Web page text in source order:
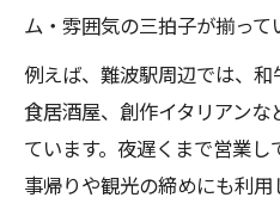
ム・雰囲気の三拍子が揃って
例えば、難波駅周辺では、
食居酒屋、創作イタリアン
ています。夜遅くまで営業
事帰りや観光の締めにも利用